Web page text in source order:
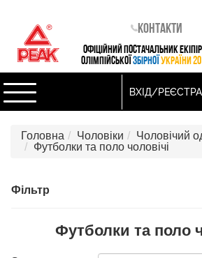
Контакти
ОФІЦІЙНИЙ ПОСТАЧАЛЬНИК
ОЛІМПІЙСЬКОЇ ЗБІРНОЇ УКРАЇНИ
ВХІД/
Головна Чоловіки
Чоловічий
Футболки та поло чоловічі
Фільтр
Футболки та поло